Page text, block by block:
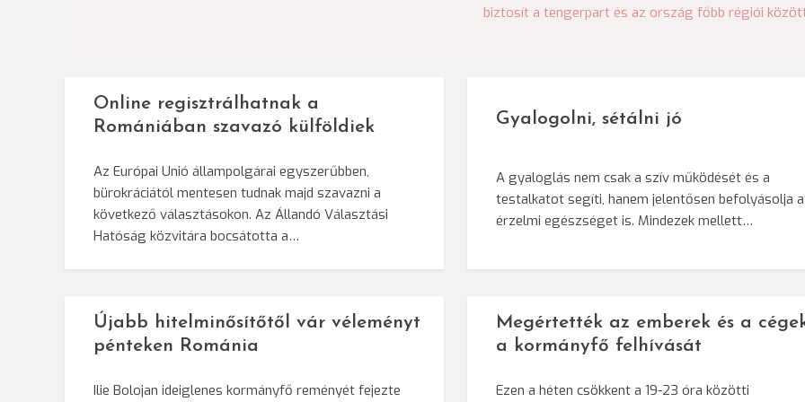
biztosít a tengerpart és az ország főbb régiói
Online regisztrálhatnak a
Romániában szavazó külföldiek
Az Európai Unió állampolgárai egyszerűbben,
bürokráciától mentesen tudnak majd szavazni a
következő választásokon. Az Állandó Választási
Hatóság közvitára bocsátotta a…
Gyalogolni, sétálni jó
A gyaloglás nem csak a szív működését és a
testalkatot segíti, hanem jelentősen befolyásolja
érzelmi egészséget is. Mindezek mellett…
Újabb hitelminősítőtől vár véleményt
pénteken Románia
Ilie Bolojan ideiglenes kormányfő reményét fejezte
Megértették az emberek és a
a kormányfő felhívását
Ezen a héten csökkent a 19-23 óra közötti